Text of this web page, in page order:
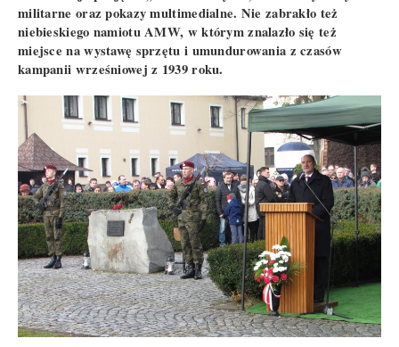
militarne oraz pokazy multimedialne. Nie zabrakło też
niebieskiego namiotu AMW, w którym znalazło się też
miejsce na wystawę sprzętu i umundurowania z czasów
kampanii wrześniowej z 1939 roku.